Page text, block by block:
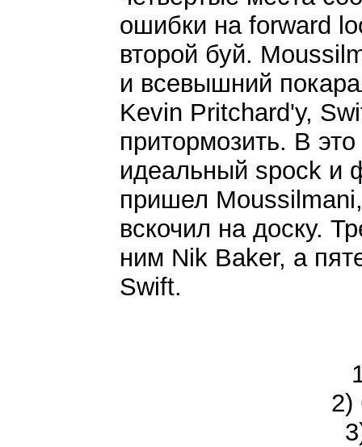
ошибки на forward
второй буй.
и всевышний
Kevin Pritchard'у,
притормозить. В
идеальный spock и
пришел
вскочил на доску.
ним Nik Baker, а
Swift.
2)